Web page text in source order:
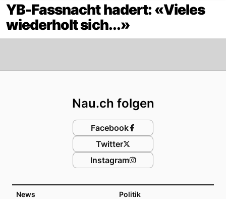
YB-Fassnacht hadert: «Vieles
wiederholt sich...»
News Politik
Nau.ch folgen
Facebook
Twitter
Instagram